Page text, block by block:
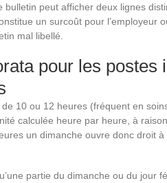
bulletin peut afficher deux lignes
un surcoût pour l’employeur
mal libellé.
pour les postes
10 ou 12 heures (fréquent en
calculée heure par heure, à
un dimanche ouvre donc droit
partie du dimanche ou du jour